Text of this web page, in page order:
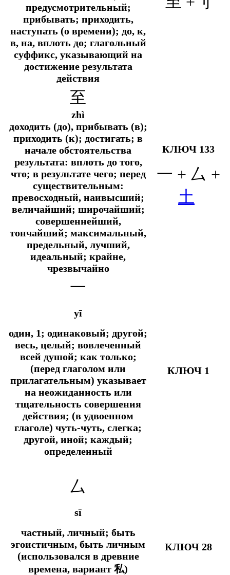
предусмотрительный;
прибывать; приходить,
наступать (о времени); до, к,
в, на, вплоть до; глагольный
суффикс, указывающий на
достижение результата
действия
至
zhì
доходить (до), прибывать (в);
приходить (к); достигать; в
начале обстоятельства
результата: вплоть до того,
что; в результате чего; перед
существительным:
превосходный, наивысший;
величайший; широчайший;
совершеннейший,
тончайший; максимальный,
предельный, лучший,
идеальный; крайне,
чрезвычайно
КЛЮЧ 133
一 + 厶 +
土
一
yī
один, 1; одинаковый; другой;
весь, целый; вовлеченный
всей душой; как только;
(перед глаголом или
прилагательным) указывает
на неожиданность или
тщательность совершения
действия; (в удвоенном
глаголе) чуть-чуть, слегка;
другой, иной; каждый;
определенный
КЛЮЧ 1
厶
sī
частный, личный; быть
эгоистичным, быть личным
(использовался в древние
времена, вариант 私)
КЛЮЧ 28